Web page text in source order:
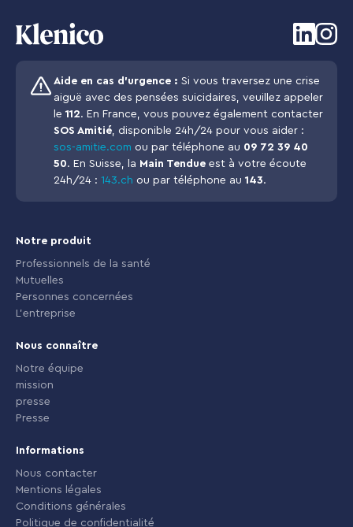
Aide en cas d’urgence : Si vous traversez une crise
aiguë avec des pensées suicidaires, veuillez appeler
le 112. En France, vous pouvez également contacter
SOS Amitié, disponible 24h/24 pour vous aider :
sos-amitie.com ou par téléphone au 09 72 39 40
50. En Suisse, la Main Tendue est à votre écoute
24h/24 : 143.ch ou par téléphone au 143.
Notre produit
Professionnels de la santé
Mutuelles
Personnes concernées
L'entreprise
Nous connaître
Notre équipe
mission
presse
Presse
Informations
Nous contacter
Mentions légales
Conditions générales
Politique de confidentialité